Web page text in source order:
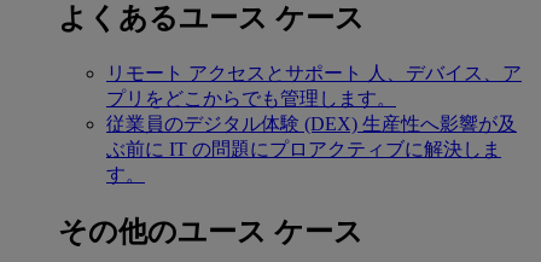
よくあるユース ケース
リモート アクセスとサポート
人、デバイス、ア
プリをどこからでも管理します。
従業員のデジタル体験 (DEX) 生産性へ影響が及
ぶ前に IT の問題にプロアクティブに解決しま
す。
その他のユース ケース